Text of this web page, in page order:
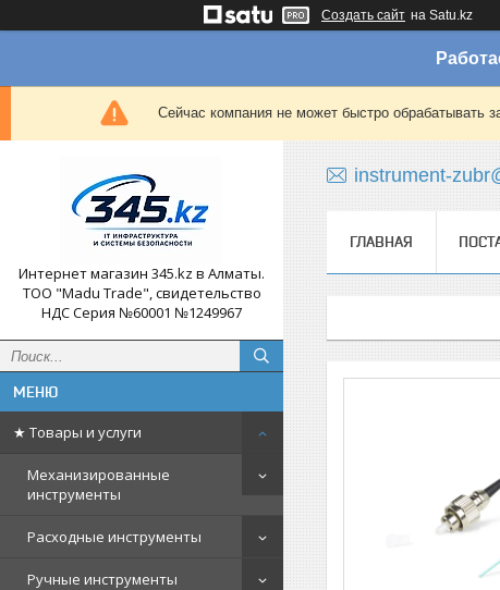
Создать сайт на Satu.kz
Сейчас компания не может быстро обрабатывать
Интернет магазин 345.kz в Алматы.
ТОО "Madu Trade", свидетельство
НДС Серия №60001 №1249967
★ Товары и услуги
Механизированные
инструменты
Расходные инструменты
Ручные инструменты
instrument-
ГЛАВНАЯ